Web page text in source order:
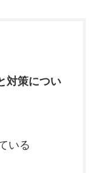
対策につい
いる